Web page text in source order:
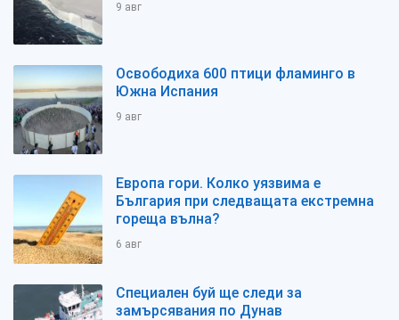
9 авг
Освободиха 600 птици фламинго в
Южна Испания
9 авг
Европа гори. Колко уязвима е
България при следващата екстремна
гореща вълна?
6 авг
Специален буй ще следи за
замърсявания по Дунав